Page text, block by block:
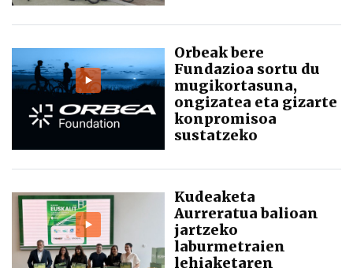
Orbeak bere
Fundazioa sortu du
mugikortasuna,
ongizatea eta gizarte
konpromisoa
sustatzeko
Kudeaketa
Aurreratua balioan
jartzeko
laburmetraien
lehiaketaren